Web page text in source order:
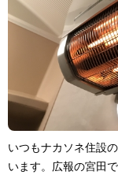
いつもナカソネ住設
います。広報の宮田で